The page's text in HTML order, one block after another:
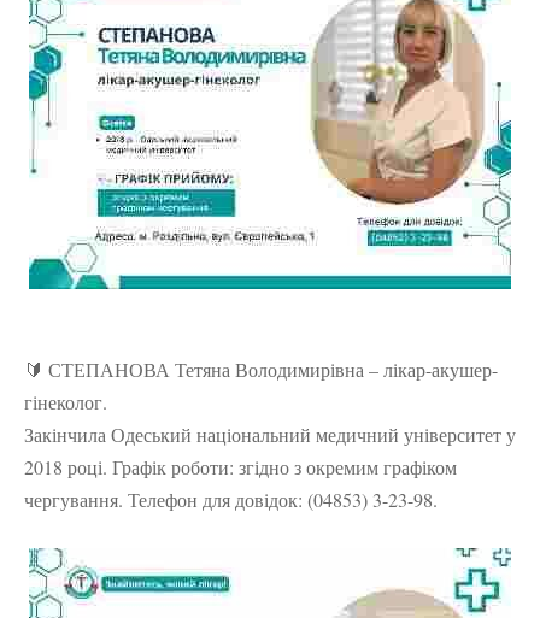
🔰 СТЕПАНОВА Тетяна Володимирівна – лікар-акушер-
гінеколог.
Закінчила Одеський національний медичний університет у
2018 році. Графік роботи: згідно з окремим графіком
чергування. Телефон для довідок: (04853) 3-23-98.